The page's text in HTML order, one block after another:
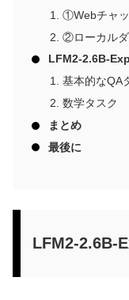
①Webチャ
②ローカル
LFM2-2.6B-
基本的なQA
数学タスク
まとめ
最後に
LFM2-2.6B-